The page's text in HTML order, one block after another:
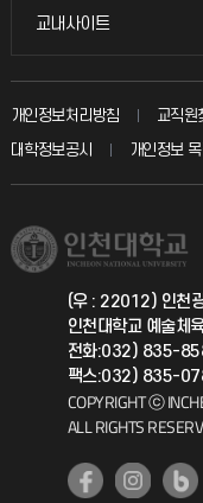
입학안내
취업정보(학생)
칭찬마당
학생서비스 지킴이
국방헬프콜
총동문회
교내사이트
교내사이트
교수회
교육혁신본부
국제지원과
공자아카데미
기초교육원
개인정보처리방침 교직원
대학정보공시
개인정보
(우 : 22012) 인천
인천대학교 예술체
전화:032) 835-
팩스:032) 835-
COPYRIGHT ⓒ
ALL RIGHTS